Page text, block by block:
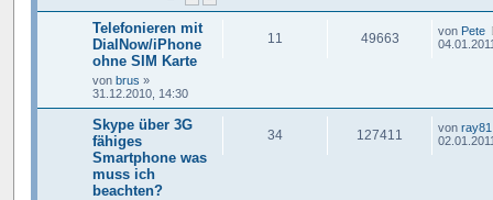
Telefonieren mit
DialNow/iPhone
ohne SIM Karte
von brus »
31.12.2010, 14:30
11 49663 von Pete
Skype über 3G
fähiges
Smartphone was
muss ich
beachten?
34 127411 von ray81